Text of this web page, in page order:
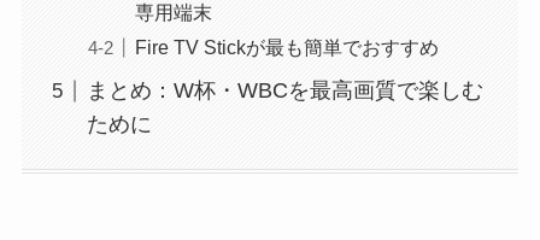
専用端末
Fire TV Stickが最も簡単でおすすめ
まとめ：W杯・WBCを最高画質で楽しむ
ために